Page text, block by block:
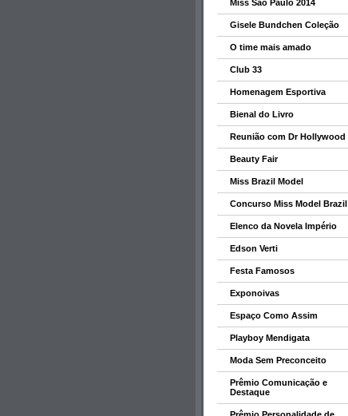
Miss São Paulo 2014
Gisele Bundchen Coleção
O time mais amado
Club 33
Homenagem Esportiva
Bienal do Livro
Reunião com Dr Hollywood
Beauty Fair
Miss Brazil Model
Concurso Miss Model Brazil
Elenco da Novela Império
Edson Verti
Festa Famosos
Exponoivas
Espaço Como Assim
Playboy Mendigata
Moda Sem Preconceito
Prêmio Comunicação e
Destaque